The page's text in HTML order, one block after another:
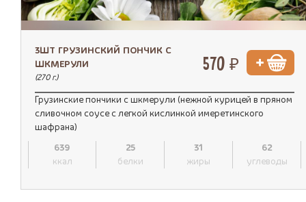
3ШТ ГРУЗИНСКИЙ ПОНЧИК С
ШКМЕРУЛИ
(270 г.)
570 ₽
Грузинские пончики с шкмерули (нежной курицей в пряном
сливочном соусе с легкой кислинкой имеретинского
шафрана)
639
ккал
25
белки
31
жиры
62
углеводы